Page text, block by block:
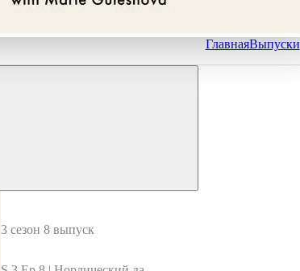
ГлавнаяВыпуски
3 сезон 8 выпуск